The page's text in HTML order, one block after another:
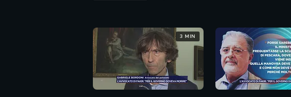
3 MIN